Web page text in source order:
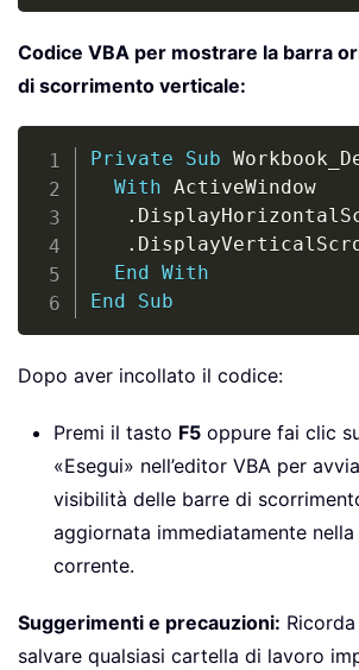
Codice VBA per mostrare la barra
di scorrimento verticale:
Private Sub
With ActiveWindow
.
.
End
With
End
Sub
Dopo aver incollato il codice:
Premi il tasto F5 oppure fai clic
«Esegui» nell’editor VBA per
visibilità delle barre di
aggiornata immediatamente
corrente.
Suggerimenti e precauzioni:
salvare qualsiasi cartella di lavoro